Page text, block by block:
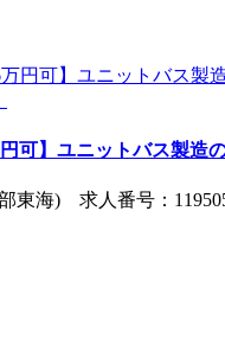
円可】ユニットバス製造
東海) 求人番号：